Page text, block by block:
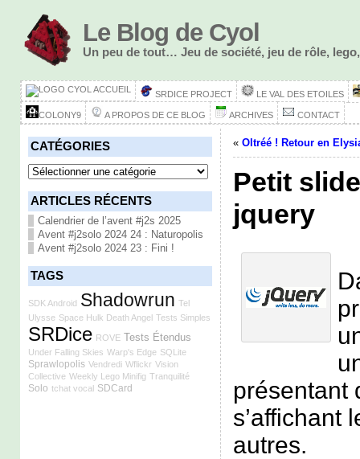
Le Blog de Cyol
Un peu de tout… Jeu de société, jeu de rôle,
ACCUEIL SRDICE PROJECT LE VAL DES ETOILES
COLONY9 A PROPOS DE CE BLOG ARCHIVES CONTACT
CATÉGORIES
Catégories
ARTICLES RÉCENTS
Calendrier de l’avent #j2s 2025
Avent #j2solo 2024 24 : Naturopolis
Avent #j2solo 2024 23 : Fini !
TAGS
SDK Android Shadowrun Tel
Ulysse Space Hulk Death Angel Tests Simples
SRDice ROVE Tests Étendus
Under Falling Skies Warp's Edge SQLite
Sprawlopolis Vendredi Wflickr Vision
Collective Weekly Lego Minifig Tranquilité
Solo tchat vocal SDCard
« Oltréé ! Retour en
Petit
jquery
présentant
s’affichant
autres.